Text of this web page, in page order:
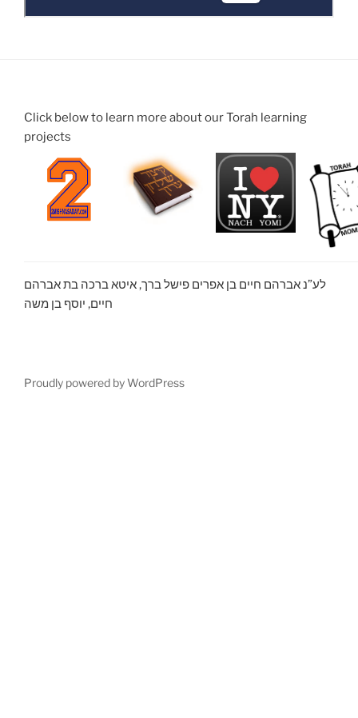
Click below to learn more about our Torah learning
projects
לע”נ אברהם חיים בן אפרים פישל ברך, איטא ברכה בת אברהם
חיים, יוסף בן משה
Proudly powered by WordPress